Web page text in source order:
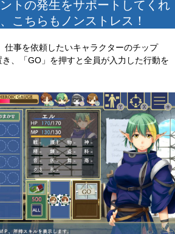
トの発生をサポートしてくれ
こちらもノンストレス！
事を依頼したいキャラクターのチップ
き、「GO」を押すと全員が入力した行動を